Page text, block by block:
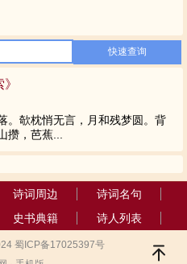
。欹枕悄无言，月和残梦圆。背
攒，芭蕉...
诗词周边
诗词名句
史书典籍 诗人列表
蜀ICP备17025397号